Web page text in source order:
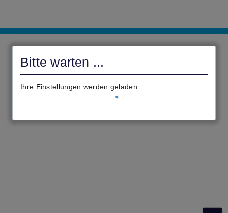
Bitte warten ...
Ihre Einstellungen werden geladen.